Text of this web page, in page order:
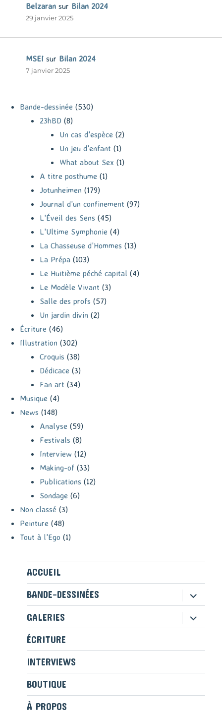
Belzaran sur Bilan 2024
29 janvier 2025
MSEI sur Bilan 2024
7 janvier 2025
Bande-dessinée (530)
23hBD (8)
Un cas d'espèce (2)
Un jeu d'enfant (1)
What about Sex (1)
A titre posthume (1)
Jotunheimen (179)
Journal d'un confinement (97)
L'Éveil des Sens (45)
L'Ultime Symphonie (4)
La Chasseuse d'Hommes (13)
La Prépa (103)
Le Huitième péché capital (4)
Le Modèle Vivant (3)
Salle des profs (57)
Un jardin divin (2)
Écriture (46)
Illustration (302)
Croquis (38)
Dédicace (3)
Fan art (34)
Musique (4)
News (148)
Analyse (59)
Festivals (8)
Interview (12)
Making-of (33)
Publications (12)
Sondage (6)
Non classé (3)
Peinture (48)
Tout à l'Ego (1)
ACCUEIL
BANDE-DESSINÉES
ouvrir
le
sous-
menu
GALERIES ouvrir
le
ÉCRITURE
INTERVIEWS
BOUTIQUE
À PROPOS